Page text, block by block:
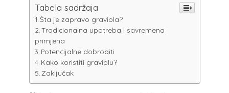
Tabela sadržaja
Šta je zapravo graviola?
Tradicionalna upotreba i savremena
primjena
Potencijalne dobrobiti
Kako koristiti graviolu?
Zaključak